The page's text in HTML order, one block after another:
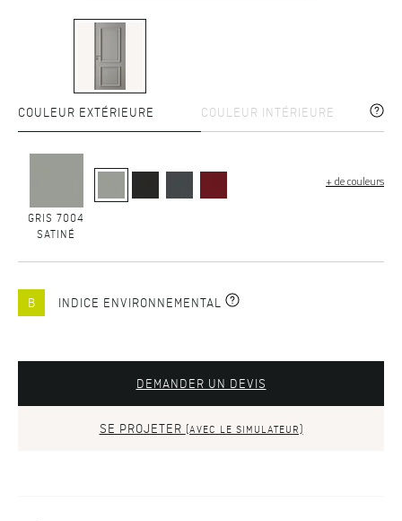
COULEUR EXTÉRIEURE COULEUR INTÉRIEURE
GRIS 7004
SATINÉ
+ de couleurs
B INDICE ENVIRONNEMENTAL
DEMANDER UN DEVIS
SE PROJETER (AVEC LE SIMULATEUR)